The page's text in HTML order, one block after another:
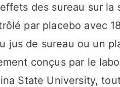
des sureau sur la
par placebo avec
jus de sureau ou un
conçus par le
State University,